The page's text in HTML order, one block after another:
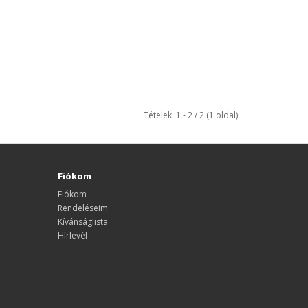
Tételek: 1 - 2 / 2 (1 oldal)
Fiókom
Fiókom
Rendeléseim
Kívánságlista
Hírlevél